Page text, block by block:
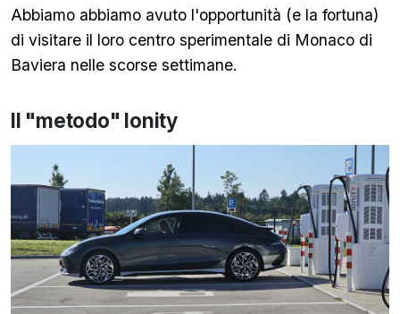
Abbiamo abbiamo avuto l'opportunità (e la fortuna)
di visitare il loro centro sperimentale di Monaco di
Baviera nelle scorse settimane.
Il "metodo" Ionity